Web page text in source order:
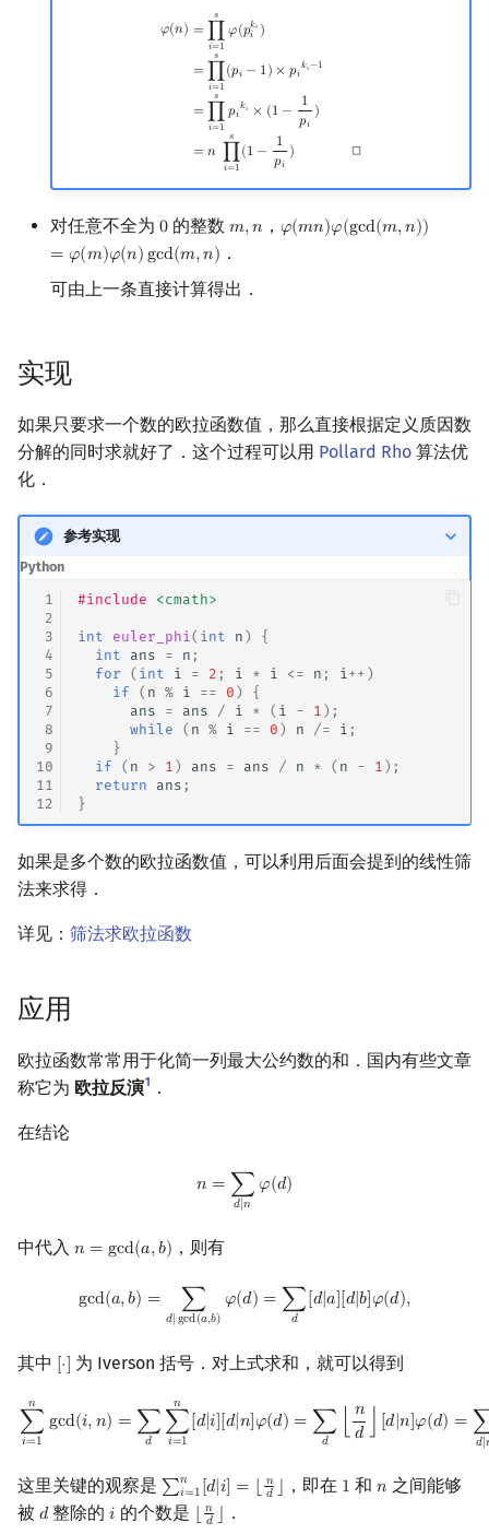
最大团搜索算法
图上随机游走
𝜑(𝑛) =
𝑠
∏
𝑖=1
𝜑(𝑝𝑘𝑖
𝑖 )
=
𝑠
∏
𝑖=1
(𝑝𝑖 − 1) × 𝑝𝑖
𝑘𝑖−1
=
𝑠
∏
𝑖=1
𝑝𝑖
𝑘𝑖 × (1 − 1
𝑝𝑖
)
= 𝑛
𝑠
∏
𝑖=1
(1 − 1
𝑝𝑖
) ◻
) ∏ 1s(p ×
对任意不全为 0
0 的整数 𝑚,𝑛
m,n ， 𝜑(𝑚𝑛)𝜑(gcd(𝑚,𝑛))
= 𝜑(𝑚)𝜑(𝑛)gcd(𝑚,𝑛)
φ(mn)φ(gcd(m,n))=
．
可由上一条直接计算得出．
实现
如果只要求一个数的欧拉函数值，那么直接根据定义质因数
分解的同时求就好了．这个过程可以用 Pollard Rho 算法优
化．
参考实现
Python
1
2
3
4
5
6
7
8
9
10
11
12
#include <cmath>
int euler_phi( int n )
{
int
ans = n ;
for
( int i = 2 ; i * i <= n ; i++ )
if
( n % i == 0 )
{
ans
= ans / i * ( i - 1 );
while
( n % i == 0 ) n /= i ;
}
if
( n > 1 ) ans = ans / n * ( n - 1 );
return
ans ;
}
如果是多个数的欧拉函数值，可以利用后面会提到的线性筛
法来求得．
详见： 筛法求欧拉函数
应用
欧拉函数常常用于化简一列最大公约数的和．国内有些文章
称它为 欧拉反演1 ．
在结论
𝑛 = ∑
𝑑|𝑛
𝜑(𝑑)
n =∑ d|n φ(d)
中代入 𝑛 = gcd(𝑎,𝑏)
n =gcd(a,b) ，则有
gcd(𝑎,𝑏) = ∑
𝑑|gcd(𝑎,𝑏)
𝜑(𝑑) = ∑
𝑑
[𝑑|𝑎][𝑑|𝑏]𝜑(𝑑),
gcd(a, b)= ∑d gcd( b)φ(d)= ∑d[d|a][d|b]φ(d
其中 [⋅]
⋅ 为 Iverson 括号．对上式求和，就可以得到
𝑛
∑
𝑖=1
gcd(𝑖,𝑛) = ∑
𝑑
𝑛
∑
𝑖=1
[𝑑|𝑖][𝑑|𝑛]𝜑(𝑑) = ∑
𝑑
𝑛
𝑑
[𝑑|𝑛]𝜑(𝑑) =
𝑑|
∑i=1 gcd n d∑i=1n[d | ][ | n] ( d d⌊n d [d | n φ (d = ∑ ⌊n
这里关键的观察是 ∑𝑛
𝑖=1[𝑑|𝑖] = ⌊ 𝑛
𝑑 ⌋
∑i=1n [d |i =⌊ nd⌋ ，即在 1
1 和 𝑛
n 之间能够
被 𝑑
d整除的𝑖
i 的个数是 ⌊ 𝑛
𝑑 ⌋
⌊nd⌋ ．